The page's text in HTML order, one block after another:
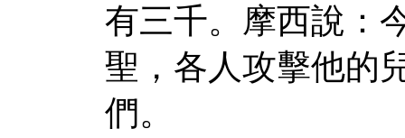
有三千。摩西說：
聖，各人攻擊他的
們。